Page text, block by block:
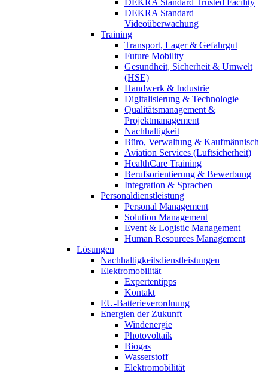
DEKRA Standard
Videoüberwachung
Training
Transport, Lager & Gefahrgut
Future Mobility
Gesundheit, Sicherheit & Umwelt
(HSE)
Handwerk & Industrie
Digitalisierung & Technologie
Qualitätsmanagement &
Projektmanagement
Nachhaltigkeit
Büro, Verwaltung & Kaufmännisch
Aviation Services (Luftsicherheit)
HealthCare Training
Berufsorientierung & Bewerbung
Integration & Sprachen
Personaldienstleistung
Personal Management
Solution Management
Event & Logistic Management
Human Resources Management
Lösungen
Nachhaltigkeitsdienstleistungen
Elektromobilität
Expertentipps
Kontakt
EU-Batterieverordnung
Energien der Zukunft
Windenergie
Photovoltaik
Biogas
Wasserstoff
Elektromobilität